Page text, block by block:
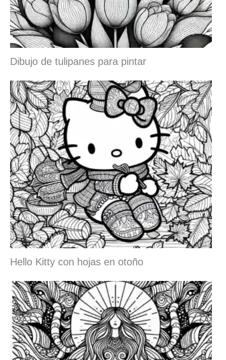
Dibujo de tulipanes para pintar
Hello Kitty con hojas en otoño